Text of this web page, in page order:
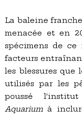
La baleine
menacée et en
spécimens de ce
facteurs
les blessures
utilisés par les
poussé
Aquarium à